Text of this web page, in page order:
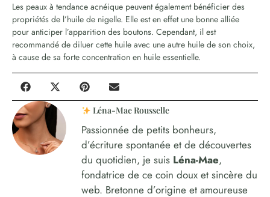
Les peaux à tendance acnéique peuvent également bénéficier des
propriétés de l’huile de nigelle. Elle est en effet une bonne alliée
pour anticiper l’apparition des boutons. Cependant, il est
recommandé de diluer cette huile avec une autre huile de son choix,
à cause de sa forte concentration en huile essentielle.
Léna-Mae Rousselle
Passionnée de petits bonheurs,
d’écriture spontanée et de découvertes
du quotidien, je suis Léna-Mae,
fondatrice de ce coin doux et sincère du
web. Bretonne d’origine et amoureuse